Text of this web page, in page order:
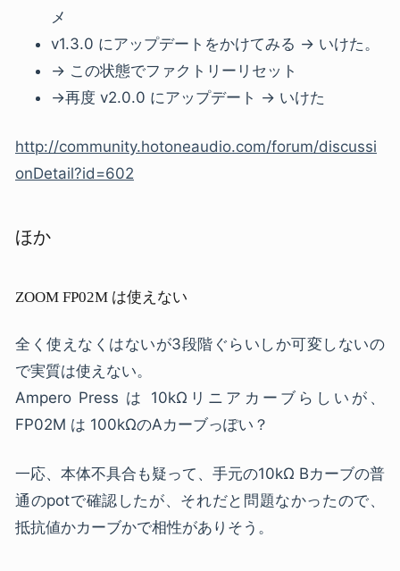
メ
v1.3.0 にアップデートをかけてみる → いけた。
→ この状態でファクトリーリセット
→再度 v2.0.0 にアップデート → いけた
http://community.hotoneaudio.com/forum/discussi
onDetail?id=602
ほか
ZOOM FP02M は使えない
全く使えなくはないが3段階ぐらいしか可変しないの
で実質は使えない。
Ampero Press は 10kΩリニアカーブらしいが、
FP02M は 100kΩのAカーブっぽい？
一応、本体不具合も疑って、手元の10kΩ Bカーブの普
通のpotで確認したが、それだと問題なかったので、
抵抗値かカーブかで相性がありそう。